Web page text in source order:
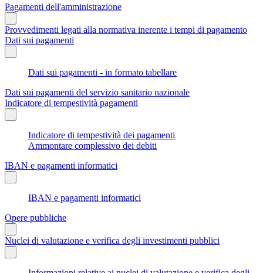
Pagamenti dell'amministrazione
Provvedimenti legati alla normativa inerente i tempi di pagamento
Dati sui pagamenti
Dati sui pagamenti - in formato tabellare
Dati sui pagamenti del servizio sanitario nazionale
Indicatore di tempestività pagamenti
Indicatore di tempestività dei pagamenti
Ammontare complessivo dei debiti
IBAN e pagamenti informatici
IBAN e pagamenti informatici
Opere pubbliche
Nuclei di valutazione e verifica degli investimenti pubblici